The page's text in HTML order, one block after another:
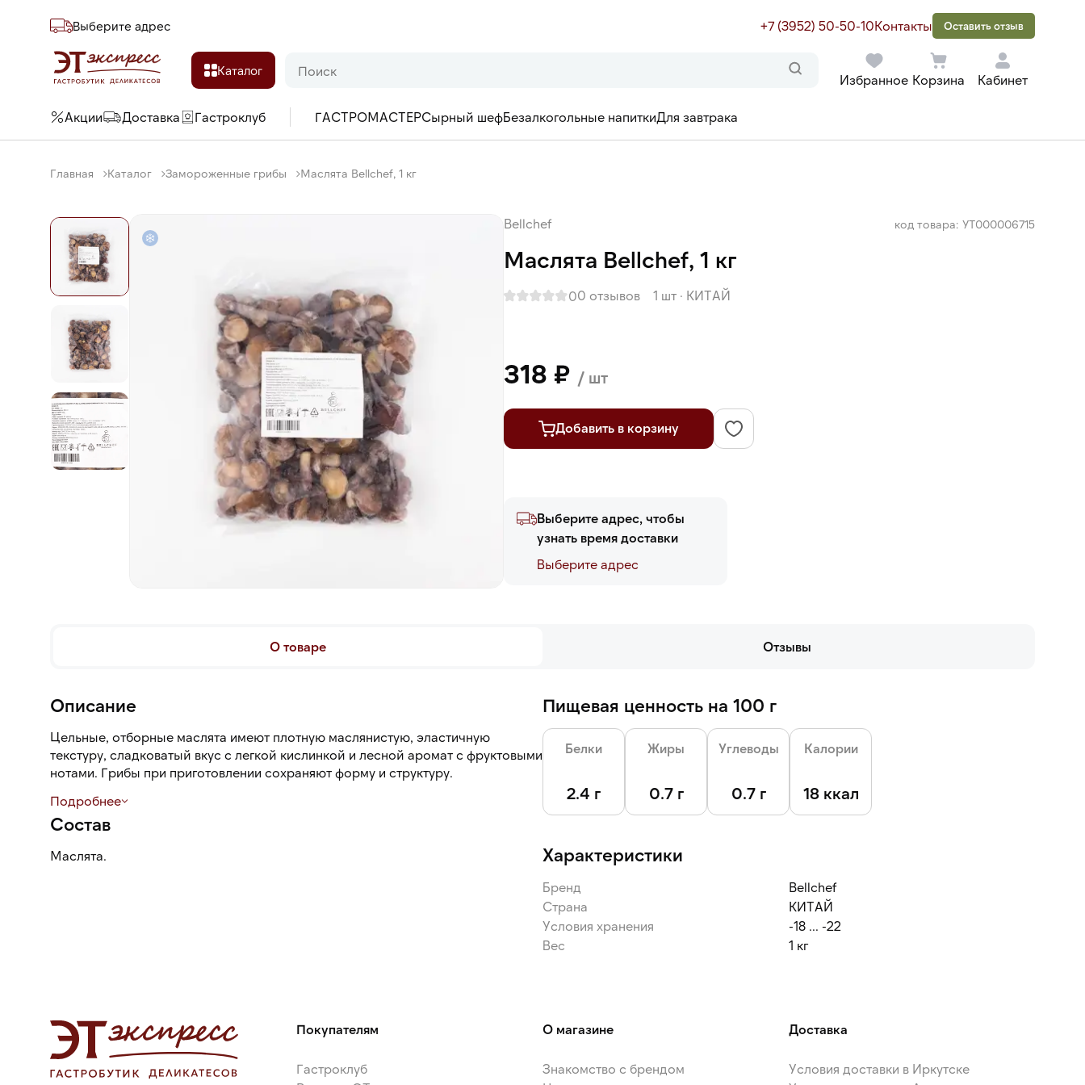
Выберите адреc +7 (3952) 50-50-10Контакты Оставить отзыв
Каталог
Избранное Корзина Кабинет
Акции Доставка Гастроклуб ГАСТРОМАСТЕРСырный шефБезалкогольные напиткиДля завтрака
Главная Каталог Замороженные грибы Маслята Bellсhef, 1 кг
Bellсhef код товара: УТ000006715
Маслята Bellсhef, 1 кг
00 отзывов 1 шт · КИТАЙ
318 ₽ / шт
Добавить в корзину
Выберите адрес, чтобы
узнать время доставки
Выберите адреc
О товаре Отзывы
Описание
Цельные, отборные маслята имеют плотную маслянистую, эластичную
текстуру, сладковатый вкус с легкой кислинкой и лесной аромат с фруктовыми
нотами. Грибы при приготовлении сохраняют форму и структуру.
Подробнее
Состав
Маслята.
Пищевая ценность на 100 г
Белки
2.4 г
Жиры
0.7 г
Углеводы
0.7 г
Калории
18 ккал
Характеристики
Бренд
Bellсhef
Страна
КИТАЙ
Условия хранения
-18 ... -22
Вес
1 кг
Покупателям
Гастроклуб
О магазине
Знакомство с брендом
Доставка
Условия доставки в Иркутске